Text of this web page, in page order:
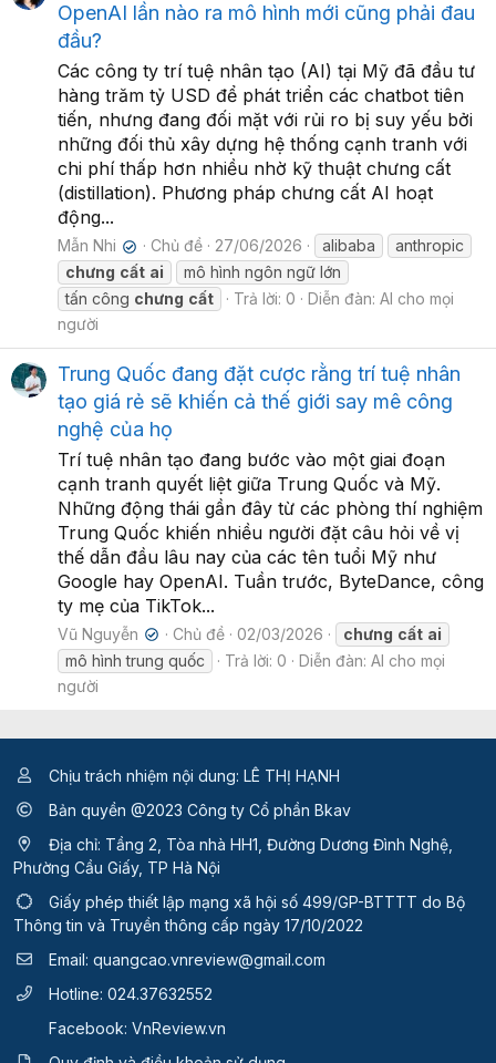
OpenAI lần nào ra mô hình mới cũng phải đau
đầu?
Các công ty trí tuệ nhân tạo (AI) tại Mỹ đã đầu tư
hàng trăm tỷ USD để phát triển các chatbot tiên
tiến, nhưng đang đối mặt với rủi ro bị suy yếu bởi
những đối thủ xây dựng hệ thống cạnh tranh với
chi phí thấp hơn nhiều nhờ kỹ thuật chưng cất
(distillation). Phương pháp chưng cất AI hoạt
động...
Mẫn Nhi ✔ Chủ đề 27/06/2026 alibaba
anthropic
chưng cất ai
mô hình ngôn ngữ lớn
tấn công chưng cất Trả lời: 0 Diễn đàn: AI cho mọi
người
Trung Quốc đang đặt cược rằng trí tuệ nhân
tạo giá rẻ sẽ khiến cả thế giới say mê công
nghệ của họ
Trí tuệ nhân tạo đang bước vào một giai đoạn
cạnh tranh quyết liệt giữa Trung Quốc và Mỹ.
Những động thái gần đây từ các phòng thí nghiệm
Trung Quốc khiến nhiều người đặt câu hỏi về vị
thế dẫn đầu lâu nay của các tên tuổi Mỹ như
Google hay OpenAI. Tuần trước, ByteDance, công
ty mẹ của TikTok...
Vũ Nguyễn ✔ Chủ đề 02/03/2026 chưng cất ai
mô hình trung quốc
Trả lời: 0 Diễn đàn: AI cho mọi
người
Chịu trách nhiệm nội dung: LÊ THỊ HẠNH
Bản quyền @2023 Công ty Cổ phần Bkav
Địa chỉ: Tầng 2, Tòa nhà HH1, Đường Dương Đình Nghệ,
Phường Cầu Giấy, TP Hà Nội
Giấy phép thiết lập mạng xã hội số 499/GP-BTTTT do Bộ
Thông tin và Truyền thông cấp ngày 17/10/2022
Email: quangcao.vnreview@gmail.com
Hotline: 024.37632552
Facebook: VnReview.vn